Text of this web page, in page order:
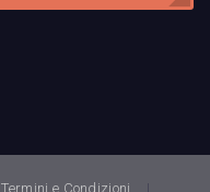
Termini e Condizioni